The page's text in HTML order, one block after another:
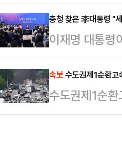
가결됐다. 예
이같이 답했다
해서 많은 차
것"이라고 언
각해야지 여론
진)이 발생한
5000m에 이
있다.교도통신
연기가 5000
현과 미야자키
가 5000ｍ 상
충청 찾은 李대통령 "
이재명 대통령
하겠다고 밝혔
충청 타운홀
쉽지 않지만
전하자는 것은
속보수도권제1순환
수도권제1순